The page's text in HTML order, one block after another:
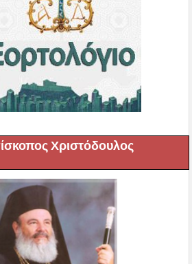
Χριστόδουλος